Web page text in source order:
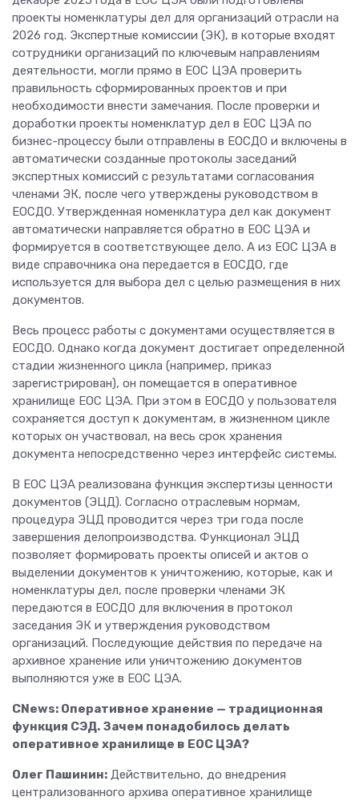
проекты номенклатуры дел для организаций отрасли на
2026 год. Экспертные комиссии (ЭК), в которые входят
сотрудники организаций по ключевым направлениям
деятельности, могли прямо в ЕОС ЦЭА проверить
правильность сформированных проектов и при
необходимости внести замечания. После проверки и
доработки проекты номенклатур дел в ЕОС ЦЭА по
бизнес-процессу были отправлены в ЕОСДО и включены в
автоматически созданные протоколы заседаний
экспертных комиссий с результатами согласования
членами ЭК, после чего утверждены руководством в
ЕОСДО. Утвержденная номенклатура дел как документ
автоматически направляется обратно в ЕОС ЦЭА и
формируется в соответствующее дело. А из ЕОС ЦЭА в
виде справочника она передается в ЕОСДО, где
используется для выбора дел с целью размещения в них
документов.
Весь процесс работы с документами осуществляется в
ЕОСДО. Однако когда документ достигает определенной
стадии жизненного цикла (например, приказ
зарегистрирован), он помещается в оперативное
хранилище ЕОС ЦЭА. При этом в ЕОСДО у пользователя
сохраняется доступ к документам, в жизненном цикле
которых он участвовал, на весь срок хранения
документа непосредственно через интерфейс системы.
В ЕОС ЦЭА реализована функция экспертизы ценности
документов (ЭЦД). Согласно отраслевым нормам,
процедура ЭЦД проводится через три года после
завершения делопроизводства. Функционал ЭЦД
позволяет формировать проекты описей и актов о
выделении документов к уничтожению, которые, как и
номенклатуры дел, после проверки членами ЭК
передаются в ЕОСДО для включения в протокол
заседания ЭК и утверждения руководством
организаций. Последующие действия по передаче на
архивное хранение или уничтожению документов
выполняются уже в ЕОС ЦЭА.
CNews: Оперативное хранение — традиционная
функция СЭД. Зачем понадобилось делать
оперативное хранилище в ЕОС ЦЭА?
Олег Пашинин: Действительно, до внедрения
централизованного архива оперативное хранилище